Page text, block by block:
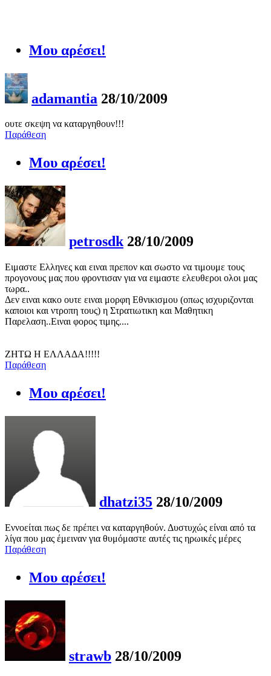
Μου αρέσει!
adamantia 28/10/2009
ουτε σκεψη να καταργηθουν!!!
Παράθεση
Μου αρέσει!
petrosdk 28/10/2009
Ειμαστε Ελληνες και ειναι πρεπον και σωστο να τιμουμε τους
προγονους μας που φροντισαν για να ειμαστε ελευθεροι ολοι μας
τωρα..
Δεν ειναι κακο ουτε ειναι μορφη Εθνικισμου (οπως ισχυριζονται
καποιοι και ντροπη τους) η Στρατιωτικη και Μαθητικη
Παρελαση..Ειναι φορος τιμης....
ΖΗΤΩ Η ΕΛΛΑΔΑ!!!!!
Παράθεση
Μου αρέσει!
dhatzi35 28/10/2009
Εννοείται πως δε πρέπει να καταργηθούν. Δυστυχώς είναι από τα
λίγα που μας έμειναν για θυμόμαστε αυτές τις ηρωικές μέρες
Παράθεση
Μου αρέσει!
strawb 28/10/2009